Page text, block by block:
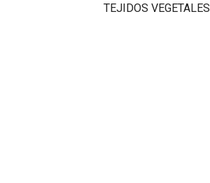
TEJIDOS VEGETALES